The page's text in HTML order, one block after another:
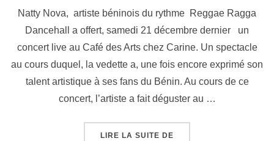
Natty Nova, artiste béninois du rythme Reggae Ragga
Dancehall a offert, samedi 21 décembre dernier un
concert live au Café des Arts chez Carine. Un spectacle
au cours duquel, la vedette a, une fois encore exprimé son
talent artistique à ses fans du Bénin. Au cours de ce
concert, l’artiste a fait déguster au …
LIRE LA SUITE DE